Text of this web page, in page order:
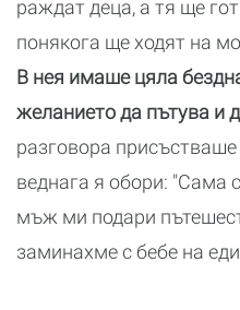
раждат деца, а тя ще
понякога ще ходят на
В нея имаше цяла
желанието да пътува и
разговора
веднага я обори: "Сама
мъж ми подари
заминахме с бебе на